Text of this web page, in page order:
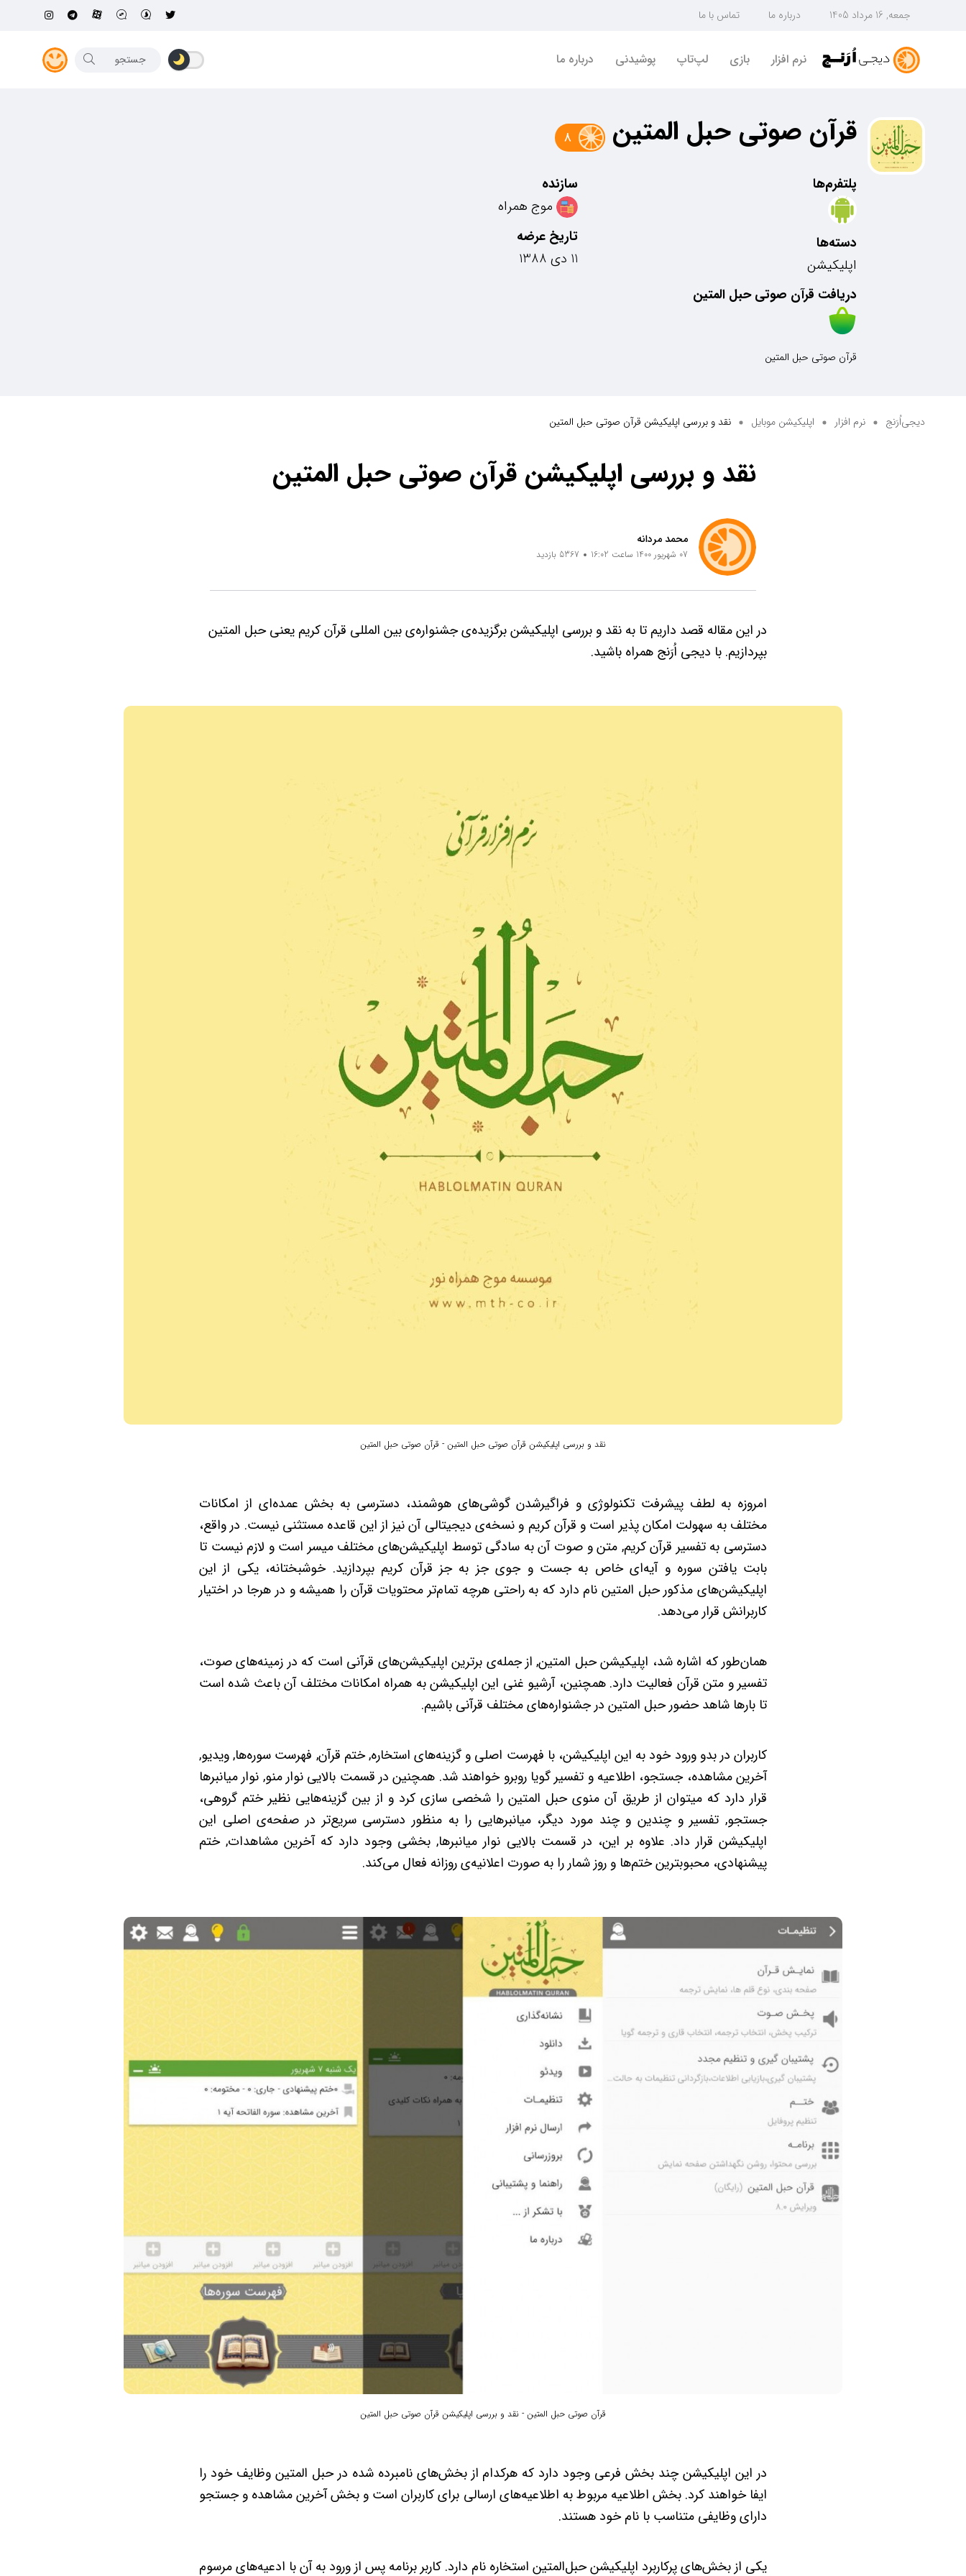
جمعه, 16 مرداد 1405 درباره ما تماس با ما
نرم افزار بازی لپ‌تاپ پوشیدنی درباره ما
قرآن صوتی حبل المتین 8
پلتفرم‌ها
دسته‌ها
اپلیکیشن
دریافت قرآن صوتی حبل المتین
سازنده
موج همراه
تاریخ عرضه
11 دی 1388
قرآن صوتی حبل المتین
دیجی‌اُرَنج نرم افزار اپلیکیشن موبایل نقد و بررسی اپلیکیشن قرآن صوتی حبل المتین
نقد و بررسی اپلیکیشن قرآن صوتی حبل المتین
محمد مردانه
07 شهریور 1400 ساعت 16:02 5367 بازدید
در این مقاله قصد داریم تا به نقد و بررسی اپلیکیشن برگزیده‌ی جشنواره‌ی بین المللی قرآن کریم یعنی حبل المتین
بپردازیم. با دیجی اُرَنج همراه باشید.
نقد و بررسی اپلیکیشن قرآن صوتی حبل المتین - قرآن صوتی حبل المتین
امروزه به لطف پیشرفت تکنولوژی و فراگیرشدن گوشی‌های هوشمند، دسترسی به بخش عمده‌ای از امکانات
مختلف به سهولت امکان پذیر است و قرآن کریم و نسخه‌ی دیجیتالی آن نیز از این قاعده مستثنی نیست. در واقع،
دسترسی به تفسیر قرآن کریم, متن و صوت آن به سادگی توسط اپلیکیشن‌های مختلف میسر است و لازم نیست تا
بابت یافتن سوره و آیه‌ای خاص به جست و جوی جز به جز قرآن کریم بپردازید. خوشبختانه، یکی از این
اپلیکیشن‌های مذکور حبل المتین نام دارد که به راحتی هرچه تمام‌تر محتویات قرآن را همیشه و در هرجا در اختیار
کاربرانش قرار می‌دهد.
همان‌طور که اشاره شد، اپلیکیشن حبل‌ المتین, از جمله‌ی برترین اپلیکیشن‌های قرآنی است که در زمینه‌های صوت،
تفسیر و متن قرآن فعالیت دارد. همچنین، آرشیو غنی این اپلیکیشن به همراه امکانات مختلف آن باعث شده است
تا بارها شاهد حضور حبل المتین در جشنواره‌های مختلف قرآنی باشیم.
کاربران در بدو ورود خود به این اپلیکیشن، با فهرست اصلی و گزینه‌های استخاره, ختم قرآن, فهرست سوره‌ها, ویدیو,
آخرین مشاهده، جستجو، اطلاعیه و تفسیر گویا روبرو خواهند شد. همچنین در قسمت بالایی نوار منو, نوار میانبرها
قرار دارد که میتوان از طریق آن منوی حبل المتین را شخصی سازی کرد و از بین گزینه‌هایی نظیر ختم گروهی،
جستجو, تفسیر و چندین و چند مورد دیگر، میانبرهایی را به منظور دسترسی سریع‌تر در صفحه‌ی اصلی این
اپلیکیشن قرار داد. علاوه بر این، در قسمت بالایی نوار میانبرها, بخشی وجود دارد که آخرین مشاهدات, ختم
پیشنهادی، محبوبترین ختم‌ها و روز شمار را به صورت اعلانیه‌ی روزانه فعال می‌کند.
قرآن صوتی حبل المتین - نقد و بررسی اپلیکیشن قرآن صوتی حبل المتین
در این اپلیکیشن چند بخش فرعی وجود دارد که هرکدام از بخش‌های نامبرده شده در حبل‌ المتین وظایف خود را
ایفا خواهند کرد. بخش اطلاعیه‌ مربوط به اطلاعیه‌های ارسالی برای کاربران است و بخش آخرین مشاهده و جستجو
دارای وظایفی متناسب با نام خود هستند.
یکی از بخش‌های پرکاربرد اپلیکیشن حبل‌المتین استخاره نام دارد. کاربر برنامه پس از ورود به آن با ادعیه‌های مرسوم